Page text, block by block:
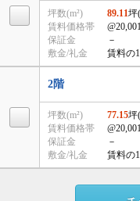
坪数(m²) 89.11坪(
賃料価格帯
保証金
－
敷金/礼金
賃料の
2階
坪数(m²) 77.15坪(
賃料価格帯
保証金
－
敷金/礼金
賃料の